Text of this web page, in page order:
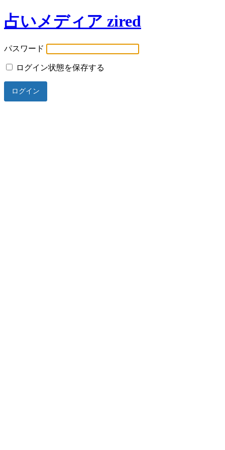
占いメディア zired
パスワード
ログイン状態を保存する